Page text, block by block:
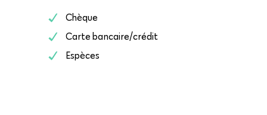
Chèque
Carte bancaire/crédit
Espèces